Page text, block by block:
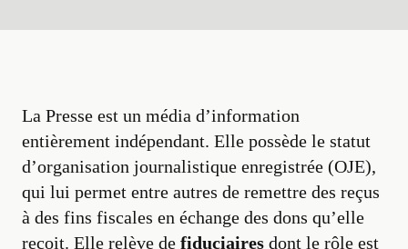
La Presse est un média d’information
entièrement indépendant. Elle possède le statut
d’organisation journalistique enregistrée (OJE),
qui lui permet entre autres de remettre des reçus
à des fins fiscales en échange des dons qu’elle
reçoit. Elle relève de fiduciaires dont le rôle est